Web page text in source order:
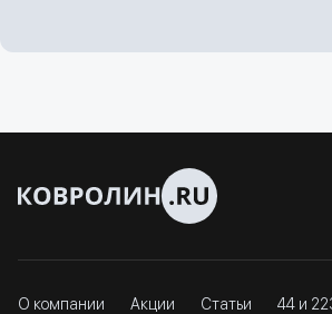
О компании Акции Статьи 44 и